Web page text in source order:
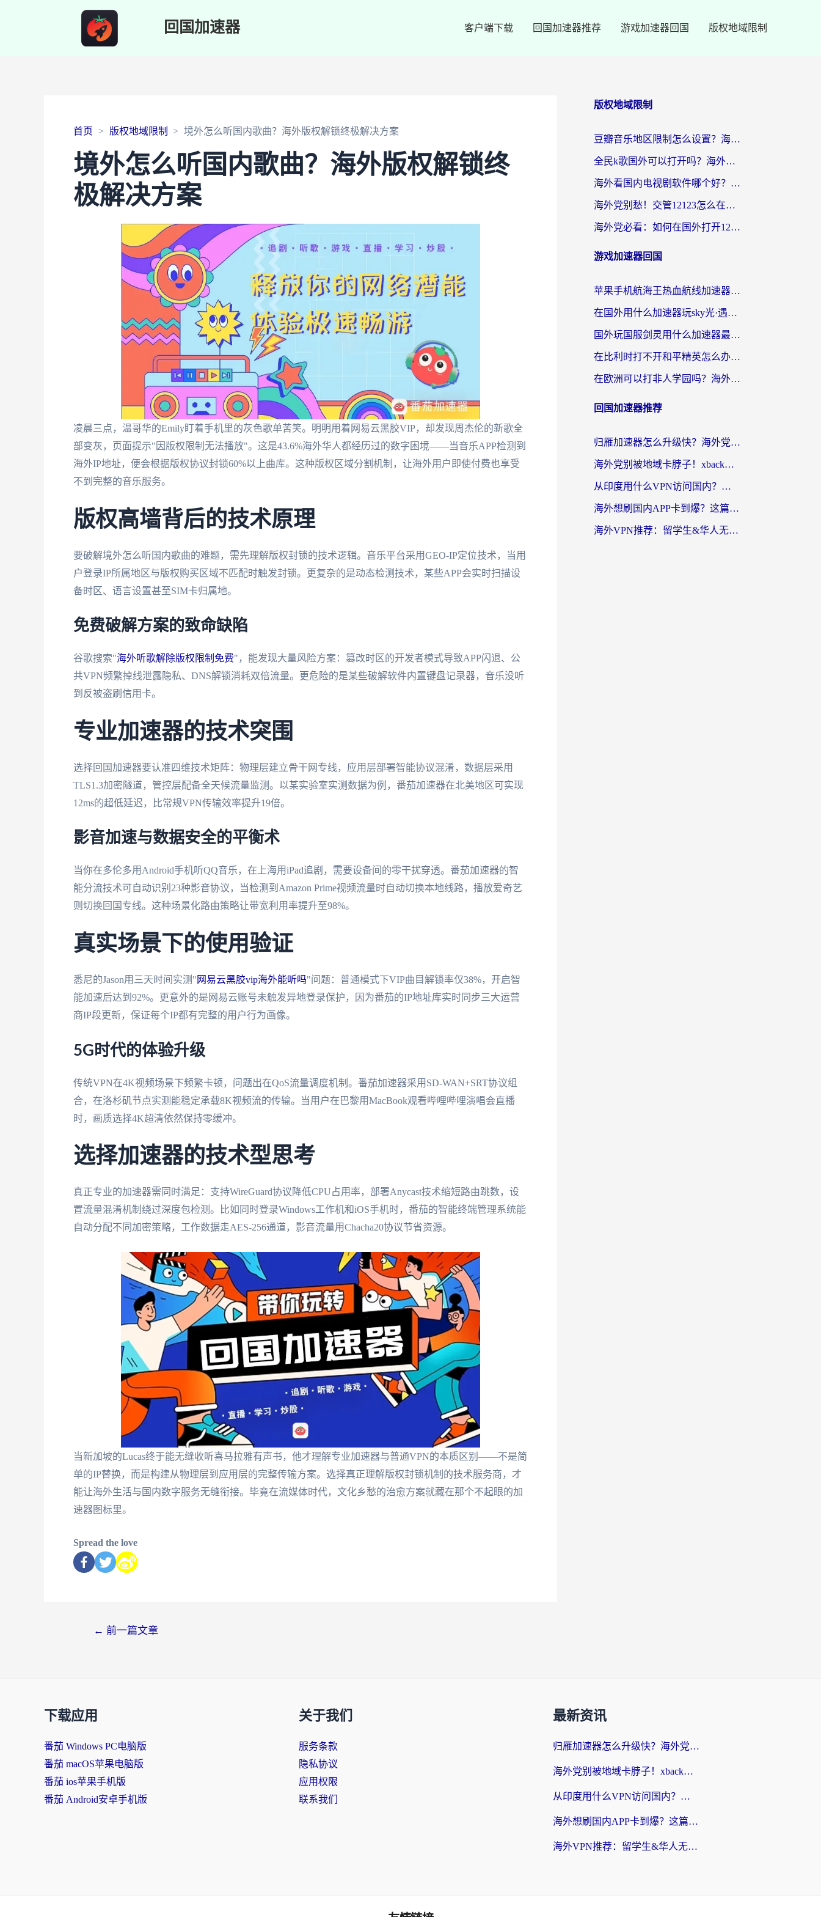
回国加速器 客户端下载 回国加速器推荐 游戏加速器回国 版权地域限制
首页 版权地域限制 境外怎么听国内歌曲？海外版权解锁终极解决方案
境外怎么听国内歌曲？海外版权解锁终
极解决方案
凌晨三点，温哥华的Emily盯着手机里的灰色歌单苦笑。明明用着网易云黑胶VIP，却发现周杰伦的新歌全
部变灰，页面提示"因版权限制无法播放"。这是43.6%海外华人都经历过的数字困境——当音乐APP检测到
海外IP地址，便会根据版权协议封锁60%以上曲库。这种版权区域分割机制，让海外用户即使付费也享受
不到完整的音乐服务。
版权高墙背后的技术原理
要破解境外怎么听国内歌曲的难题，需先理解版权封锁的技术逻辑。音乐平台采用GEO-IP定位技术，当用
户登录IP所属地区与版权购买区域不匹配时触发封锁。更复杂的是动态检测技术，某些APP会实时扫描设
备时区、语言设置甚至SIM卡归属地。
免费破解方案的致命缺陷
谷歌搜索"海外听歌解除版权限制免费"，能发现大量风险方案：篡改时区的开发者模式导致APP闪退、公
共VPN频繁掉线泄露隐私、DNS解锁消耗双倍流量。更危险的是某些破解软件内置键盘记录器，音乐没听
到反被盗刷信用卡。
专业加速器的技术突围
选择回国加速器要认准四维技术矩阵：物理层建立骨干网专线，应用层部署智能协议混淆，数据层采用
TLS1.3加密隧道，管控层配备全天候流量监测。以某实验室实测数据为例，番茄加速器在北美地区可实现
12ms的超低延迟，比常规VPN传输效率提升19倍。
影音加速与数据安全的平衡术
当你在多伦多用Android手机听QQ音乐，在上海用iPad追剧，需要设备间的零干扰穿透。番茄加速器的智
能分流技术可自动识别23种影音协议，当检测到Amazon Prime视频流量时自动切换本地线路，播放爱奇艺
则切换回国专线。这种场景化路由策略让带宽利用率提升至98%。
真实场景下的使用验证
悉尼的Jason用三天时间实测" 网易云黑胶vip海外能听吗"问题：普通模式下VIP曲目解锁率仅38%，开启智
能加速后达到92%。更意外的是网易云账号未触发异地登录保护，因为番茄的IP地址库实时同步三大运营
商IP段更新，保证每个IP都有完整的用户行为画像。
5G时代的体验升级
传统VPN在4K视频场景下频繁卡顿，问题出在QoS流量调度机制。番茄加速器采用SD-WAN+SRT协议组
合，在洛杉矶节点实测能稳定承载8K视频流的传输。当用户在巴黎用MacBook观看哔哩哔哩演唱会直播
时，画质选择4K超清依然保持零缓冲。
选择加速器的技术型思考
真正专业的加速器需同时满足：支持WireGuard协议降低CPU占用率，部署Anycast技术缩短路由跳数，设
置流量混淆机制绕过深度包检测。比如同时登录Windows工作机和iOS手机时，番茄的智能终端管理系统能
自动分配不同加密策略，工作数据走AES-256通道，影音流量用Chacha20协议节省资源。
当新加坡的Lucas终于能无缝收听喜马拉雅有声书，他才理解专业加速器与普通VPN的本质区别——不是简
单的IP替换，而是构建从物理层到应用层的完整传输方案。选择真正理解版权封锁机制的技术服务商，才
能让海外生活与国内数字服务无缝衔接。毕竟在流媒体时代，文化乡愁的治愈方案就藏在那个不起眼的加
速器图标里。
Spread the love
← 前一篇文章
版权地域限制
豆瓣音乐地区限制怎么设置？海外党亲测有效的回国加速方案来了
全民k歌国外可以打开吗？海外党听国内音乐听书的实用指南
海外看国内电视剧软件哪个好？留学生亲测有效的追剧加速方案
海外党别愁！交管12123怎么在国外用？一篇搞定回国资源访问难题
海外党必看：如何在国外打开12123，解决小程序登录难题
游戏加速器回国
苹果手机航海王热血航线加速器从哪开启？海外玩家国服畅玩全攻略
在国外用什么加速器玩sky光·遇？海外玩家国服畅玩终极指南（附魔兽世界狂暴传奇解决方案）
国外玩国服剑灵用什么加速器最好？2026海外玩家亲测指南（附魔兽世界怀旧服精灵之境加速技巧）
在比利时打不开和平精英怎么办？留学生亲测有效的国服游戏加速方案
在欧洲可以打非人学园吗？海外党国服游戏不卡顿的终极指南
回国加速器推荐
归雁加速器怎么升级快？海外党无缝访问国内资源的全攻略（附免费VPN推荐Dcard热门款）
海外党别被地域卡脖子！xback回国加速器选择全攻略，轻松刷剧玩国服
从印度用什么VPN访问国内？海外党亲测的无缝回国上网指南
海外想刷国内APP卡到爆？这篇海外访问国内服务器加速指南帮你解决所有问题
海外VPN推荐：留学生&华人无缝访问国内资源的避坑指南
下载应用
番茄 Windows PC电脑版
番茄 macOS苹果电脑版
番茄 ios苹果手机版
番茄 Android安卓手机版
关于我们
服务条款
隐私协议
应用权限
联系我们
最新资讯
归雁加速器怎么升级快？海外党无缝访问国内资源的全攻略（附免费VPN推荐Dcard热门款）
海外党别被地域卡脖子！xback回国加速器选择全攻略，轻松刷剧玩国服
从印度用什么VPN访问国内？海外党亲测的无缝回国上网指南
海外想刷国内APP卡到爆？这篇海外访问国内服务器加速指南帮你解决所有问题
海外VPN推荐：留学生&华人无缝访问国内资源的避坑指南